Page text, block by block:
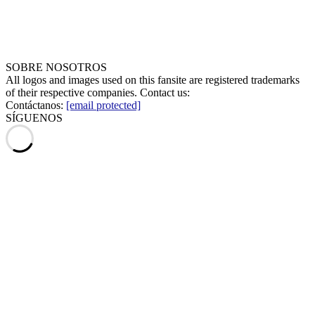
SOBRE NOSOTROS
All logos and images used on this fansite are registered trademarks
of their respective companies. Contact us:
Contáctanos: [email protected]
SÍGUENOS